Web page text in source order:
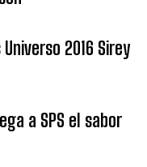
2016 Sirey
a SPS el sabor